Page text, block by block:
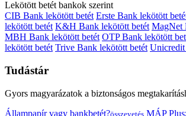
Lekötött betét bankok szerint
CIB Bank lekötött betét Erste Bank lekötött
lekötött betét K&H Bank lekötött betét MagNet
MBH Bank lekötött betét OTP Bank lekötött
lekötött betét Trive Bank lekötött betét
Tudástár
Gyors magyarázatok a biztonságos
Állampapír vagy bankbetét?összevetés MÁP